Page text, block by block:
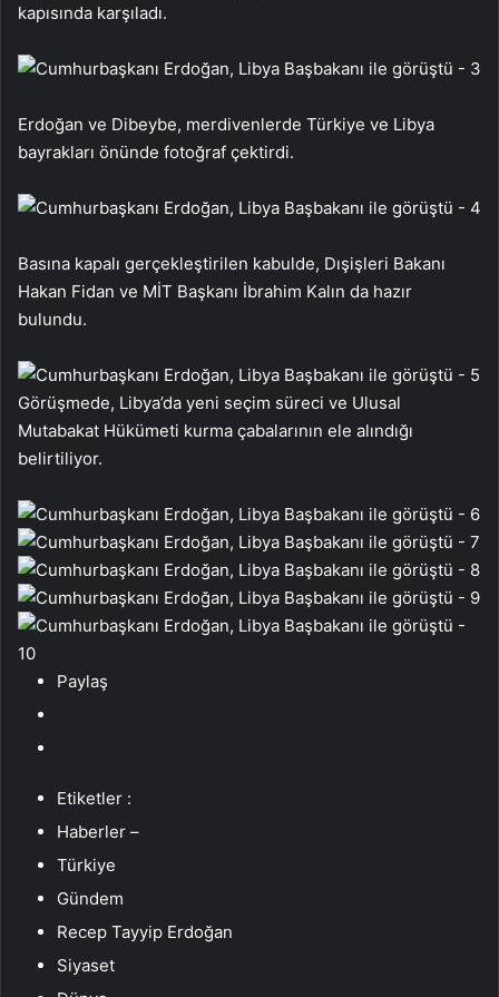
kapısında karşıladı.
Erdoğan ve Dibeybe, merdivenlerde Türkiye ve Libya
bayrakları önünde fotoğraf çektirdi.
Basına kapalı gerçekleştirilen kabulde, Dışişleri Bakanı
Hakan Fidan ve MİT Başkanı İbrahim Kalın da hazır
bulundu.
Görüşmede, Libya’da yeni seçim süreci ve Ulusal
Mutabakat Hükümeti kurma çabalarının ele alındığı
belirtiliyor.
Paylaş
Etiketler :
Haberler –
Türkiye
Gündem
Recep Tayyip Erdoğan
Siyaset